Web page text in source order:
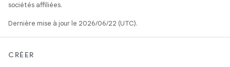
sociétés affiliées.
Dernière mise à jour le 2026/06/22 (UTC).
CRÉER